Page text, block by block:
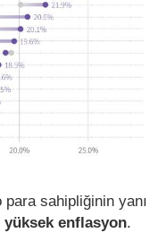
sahipliğinin yanı
yüksek enflasyon.